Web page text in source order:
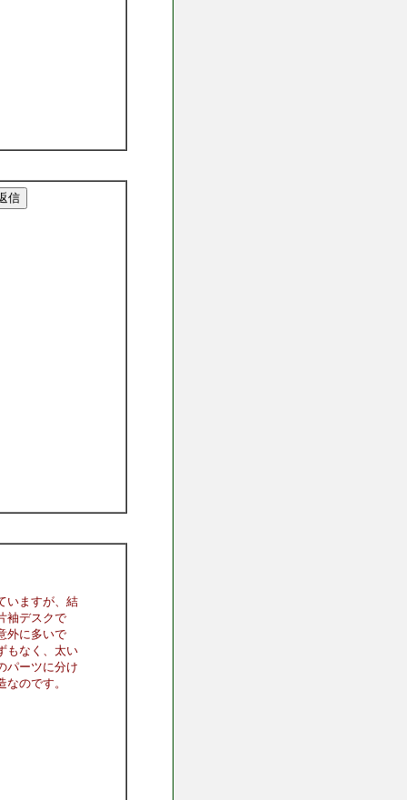
いますが、結
袖デスクで
外に多いで
もなく、太い
パーツに分け
のです。